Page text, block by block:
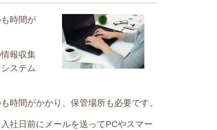
時間が
報収集
ステム
時間がかかり、保管場所も必要です。
社日前にメールを送ってPCやスマー